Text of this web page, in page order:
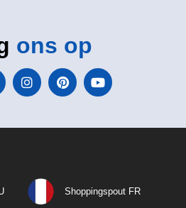
ons op
Shoppingspout FR